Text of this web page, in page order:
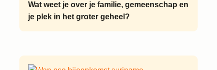
Wat weet je over je familie, gemeenschap en
je plek in het groter geheel?